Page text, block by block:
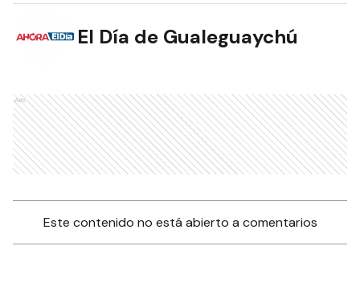
El Día de Gualeguaychú
Ads
Este contenido no está abierto a comentarios